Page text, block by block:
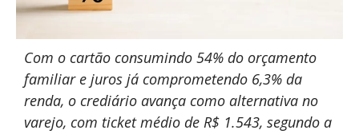
Com o cartão consumindo 54% do orçamento
familiar e juros já comprometendo 6,3% da
renda, o crediário avança como alternativa no
varejo, com ticket médio de R$ 1.543, segundo a